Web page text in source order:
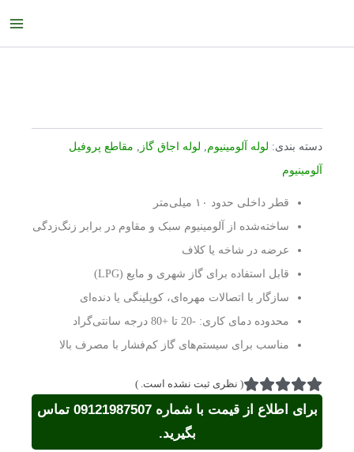
دسته بندی: لوله آلومینیوم لوله اجاق گاز
مقاطع پروفیل
آلومینیوم
قطر داخلی حدود ۱۰ میلی‌متر
ساخته‌شده از آلومینیوم سبک و مقاوم در برابر زنگ‌زدگی
عرضه در شاخه یا کلاف
قابل استفاده برای گاز شهری و مایع (LPG)
سازگار با اتصالات مهره‌ای، کوپلینگی یا دنده‌ای
محدوده دمای کاری: -20 تا +80 درجه سانتی‌گراد
مناسب برای سیستم‌های گاز کم‌فشار با مصرف بالا
( نظری ثبت نشده است. )
برای اطلاع از قیمت با شماره 09121987507 تماس
بگیرید.